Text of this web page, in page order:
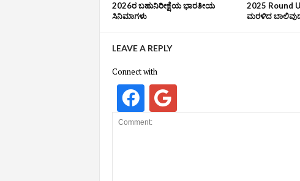
2026ರ ಬಹುನಿರೀಕ್ಷೆಯ ಭಾರತೀಯ
ಸಿನಿಮಾಗಳು
2025 Round
ಮರಳಿದ
LEAVE A REPLY
Connect with